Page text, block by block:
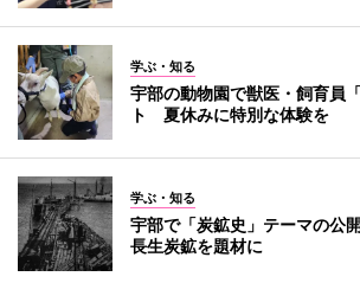
学ぶ・知る
宇部の動物園で獣医・飼育員
ト 夏休みに特別な体験を
学ぶ・知る
宇部で「炭鉱史」テーマの公
長生炭鉱を題材に